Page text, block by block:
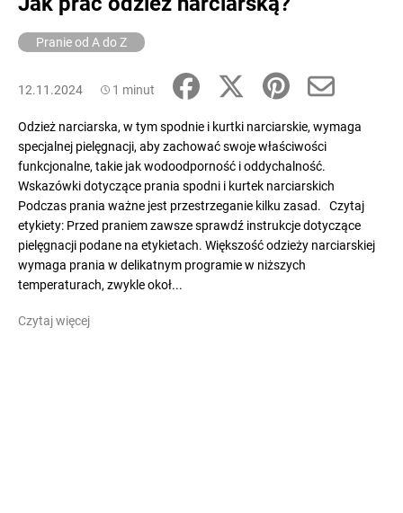
Pranie od A do Z
12.11.2024 1 minut
Odzież narciarska, w tym spodnie i kurtki narciarskie, wymaga
specjalnej pielęgnacji, aby zachować swoje właściwości
funkcjonalne, takie jak wodoodporność i oddychalność.
Wskazówki dotyczące prania spodni i kurtek narciarskich
Podczas prania ważne jest przestrzeganie kilku zasad. Czytaj
etykiety: Przed praniem zawsze sprawdź instrukcje dotyczące
pielęgnacji podane na etykietach. Większość odzieży narciarskiej
wymaga prania w delikatnym programie w niższych
temperaturach, zwykle okoł...
Czytaj więcej